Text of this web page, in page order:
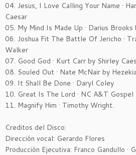
04. Jesus, I Love Calling Your Name ·
Caesar
05. My Mind Is Made Up · Darius
06. Joshua Fit The Battle Of Jericho ·
Walker
07. Good God · Kurt Carr by Shirley
08. Souled Out · Nate McNair by
09. It Shall Be Done · Daryl Coley
10. Great Is The Lord · NC A&T Gospel
11. Magnify Him · Timothy Wright.
Creditos del Disco:
Dirección vocal: Gerardo Flores
Producción Ejecutiva: Franco Gandullo ·